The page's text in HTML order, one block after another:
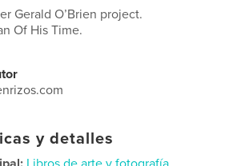
Gerald O’Brien project.
Of His Time.
y detalles